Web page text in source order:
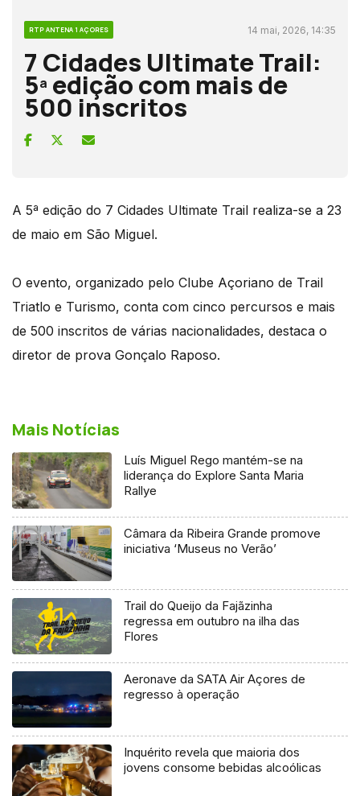
RTP ANTENA 1 AÇORES 14 mai, 2026, 14:35
7 Cidades Ultimate Trail:
5ª edição com mais de
500 inscritos
A 5ª edição do 7 Cidades Ultimate Trail realiza-se a 23
de maio em São Miguel.
O evento, organizado pelo Clube Açoriano de Trail
Triatlo e Turismo, conta com cinco percursos e mais
de 500 inscritos de várias nacionalidades, destaca o
diretor de prova Gonçalo Raposo.
Mais Notícias
Luís Miguel Rego mantém-se na
liderança do Explore Santa Maria
Rallye
Câmara da Ribeira Grande promove
iniciativa ‘Museus no Verão’
Trail do Queijo da Fajãzinha
regressa em outubro na ilha das
Flores
Aeronave da SATA Air Açores de
regresso à operação
Inquérito revela que maioria dos
jovens consome bebidas alcoólicas